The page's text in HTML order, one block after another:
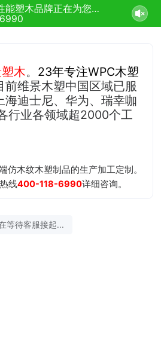
维景高性能塑木品牌正在为您服务
木。 23年专注WPC木塑
前维景木塑中国区域已服
海迪士尼、华为、瑞幸咖
行业各领域超2000个工
仿木纹木塑制品的生产加工定制。
线400-118-6990详细咨询。
08 09:54:44 开始沟通